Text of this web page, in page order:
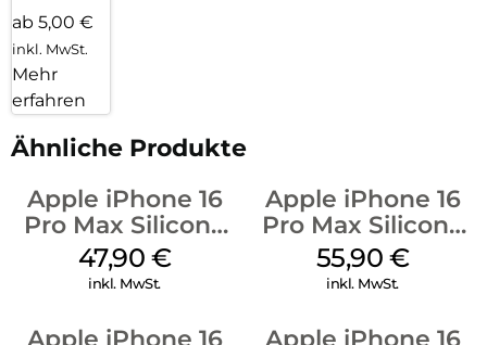
ab 5,00 €
inkl. MwSt.
Mehr
erfahren
Ähnliche Produkte
Apple iPhone 16
Pro Max Silicone
Case MagSafe
Black
47,90 €
inkl. MwSt.
Apple iPhone 16
Pro Max Silicone
Case MagSafe
Stone Gray
55,90 €
inkl. MwSt.
Apple iPhone 16
Apple iPhone 16